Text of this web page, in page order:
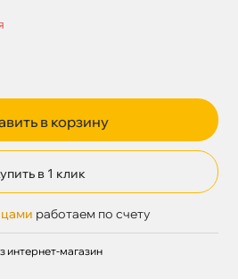
в корзину
в 1 клик
работаем по счету
интернет-магазин